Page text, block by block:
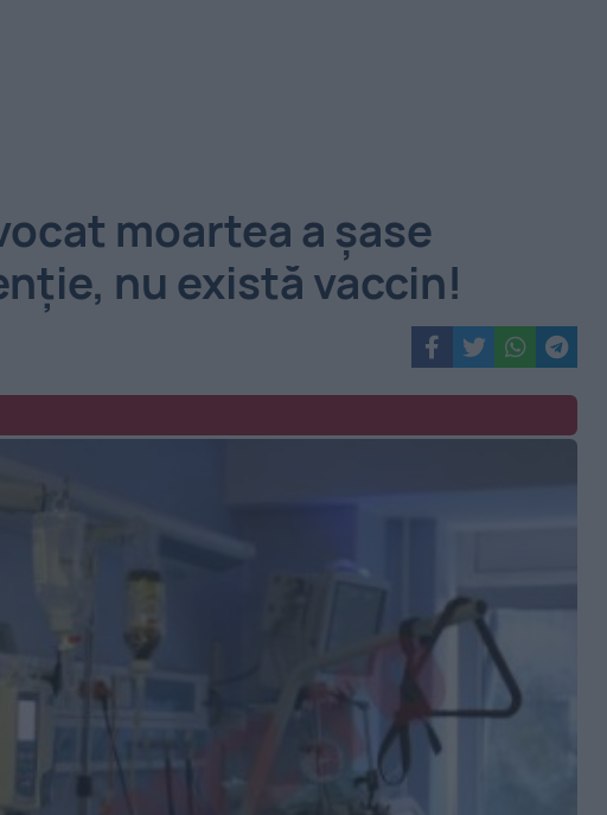
moartea a șase
nu există vaccin!